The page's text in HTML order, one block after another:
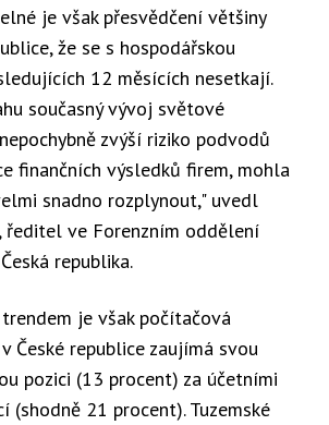
je však přesvědčení většiny
že se s hospodářskou
12 měsících nesetkají.
současný vývoj světové
zvýší riziko podvodů
finančních výsledků firem, mohla
snadno rozplynout," uvedl
ředitel ve Forenzním oddělení
republika.
je však počítačová
České republice zaujímá svou
pozici (13 procent) za účetními
(shodně 21 procent). Tuzemské